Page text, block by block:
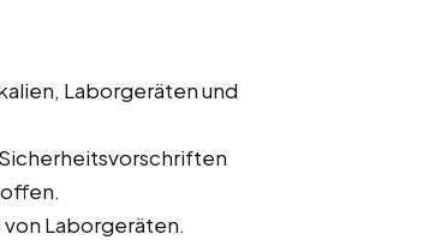
Laborgeräten und
von Laborgeräten.